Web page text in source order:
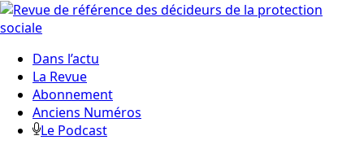
Dans l’actu
La Revue
Abonnement
Anciens Numéros
Le Podcast